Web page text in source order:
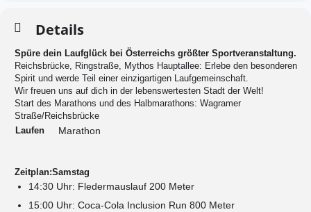
Details
Spüre dein Laufglück bei Österreichs größter Sportveranstaltung.
Reichsbrücke, Ringstraße, Mythos Hauptallee: Erlebe den besonderen
Spirit und werde Teil einer einzigartigen Laufgemeinschaft.
Wir freuen uns auf dich in der lebenswertesten Stadt der Welt!
Start des Marathons und des Halbmarathons: Wagramer
Straße/Reichsbrücke
Laufen
Marathon
Zeitplan:Samstag
14:30 Uhr: Fledermauslauf 200 Meter
15:00 Uhr: Coca-Cola Inclusion Run 800 Meter